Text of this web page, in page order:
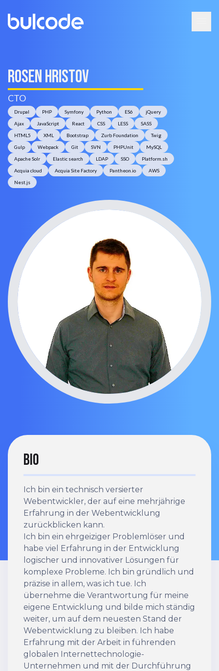
Rosen Hristov
CTO
Drupal PHP Symfony Python ES6
jQuery
Ajax
JavaScript React CSS LESS
SASS
HTML5
XML Bootstrap Zurb Foundation
Twig
Gulp
Webpack Git SVN PHPUnit
MySQL
Apache Solr
Elastic search LDAP SSO
Platform.sh
Acquia cloud
Acquia Site Factory Pantheon.io
AWS
Nest.js
Bio
Ich bin ein technisch versierter
Webentwickler, der auf eine mehrjährige
Erfahrung in der Webentwicklung
zurückblicken kann.
Ich bin ein ehrgeiziger Problemlöser und
habe viel Erfahrung in der Entwicklung
logischer und innovativer Lösungen für
komplexe Probleme. Ich bin gründlich und
präzise in allem, was ich tue. Ich
übernehme die Verantwortung für meine
eigene Entwicklung und bilde mich ständig
weiter, um auf dem neuesten Stand der
Webentwicklung zu bleiben. Ich habe
Erfahrung mit der Arbeit in führenden
globalen Internettechnologie-
Unternehmen und mit der Durchführung